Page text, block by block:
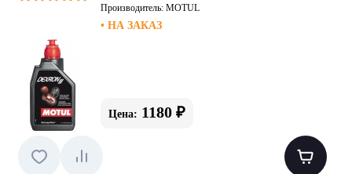
Производитель: MOTUL
• НА ЗАКАЗ
Цена: 1180 ₽